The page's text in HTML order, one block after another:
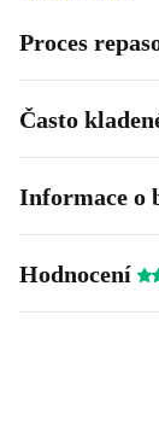
Proces
Často
Informace o
Hodnocení